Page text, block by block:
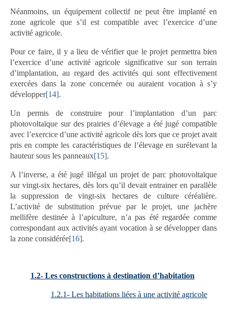
Néanmoins, un équipement collectif ne peut être implanté en
zone agricole que s’il est compatible avec l’exercice d’une
activité agricole.
Pour ce faire, il y a lieu de vérifier que le projet permettra bien
l’exercice d’une activité agricole significative sur son terrain
d’implantation, au regard des activités qui sont effectivement
exercées dans la zone concernée ou auraient vocation à s’y
développer[14].
Un permis de construire pour l’implantation d’un parc
photovoltaïque sur des prairies d’élevage a été jugé compatible
avec l’exercice d’une activité agricole dès lors que ce projet avait
pris en compte les caractéristiques de l’élevage en surélevant la
hauteur sous les panneaux[15].
A l’inverse, a été jugé illégal un projet de parc photovoltaïque
sur vingt-six hectares, dès lors qu’il devait entrainer en parallèle
la suppression de vingt-six hectares de culture céréalière.
L’activité de substitution prévue par le projet, une jachère
mellifère destinée à l’apiculture, n’a pas été regardée comme
correspondant aux activités ayant vocation à se développer dans
la zone considérée[16].
1.2- Les constructions à destination d’habitation
1.2.1- Les habitations liées à une activité agricole